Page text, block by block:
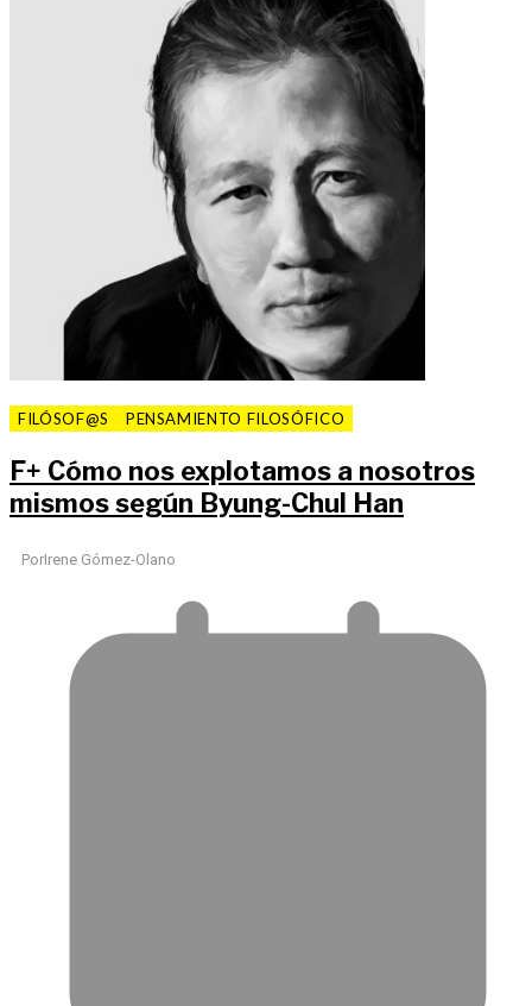
FILÓSOF@S PENSAMIENTO FILOSÓFICO
F+ Cómo nos explotamos a nosotros
mismos según Byung-Chul Han
PorIrene Gómez-Olano